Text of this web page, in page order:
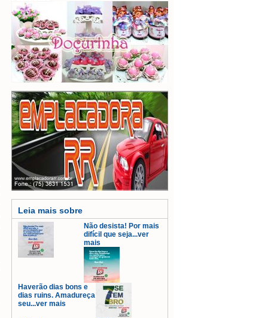
Leia mais sobre
Não desista! Por mais
difícil que seja...ver
mais
Haverão dias bons e
dias ruins. Amadureça
seu...ver mais